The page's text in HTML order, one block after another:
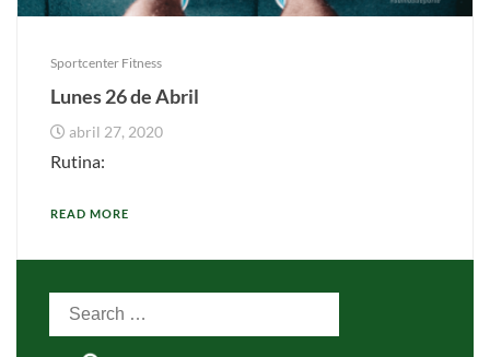
Sportcenter Fitness
Lunes 26 de Abril
abril 27, 2020
Rutina:
READ MORE
Search
for: